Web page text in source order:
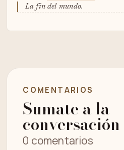
La fin del mundo.
COMENTARIOS
Sumate a la
conversación
0 comentarios